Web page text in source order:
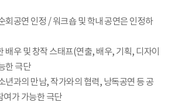
회공연 인정 / 워크숍 및 학내 공연은 인정하
배우 및 창작 스태프(연출, 배우, 기획, 디자이
한 극단
년과의 만남, 작가와의 협력, 낭독공연 등 공
여가 가능한 극단